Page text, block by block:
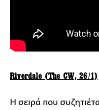
Riverdale (The CW, 26/1)
Η σειρά που